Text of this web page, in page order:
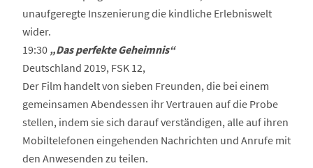
unaufgeregte Inszenierung die kindliche Erlebniswelt
wider.
19:30 „Das perfekte Geheimnis“
Deutschland 2019, FSK 12,
Der Film handelt von sieben Freunden, die bei einem
gemeinsamen Abendessen ihr Vertrauen auf die Probe
stellen, indem sie sich darauf verständigen, alle auf ihren
Mobiltelefonen eingehenden Nachrichten und Anrufe mit
den Anwesenden zu teilen.